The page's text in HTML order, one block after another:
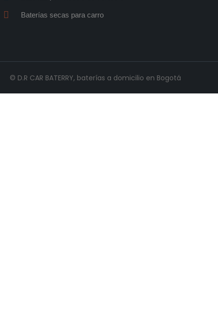
Baterías secas para carro
© D.R CAR BATERRY, baterías a domicilio en Bogotá